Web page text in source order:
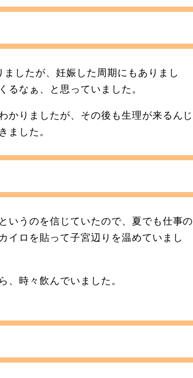
したが、妊娠した周期にもありまし
なぁ、と思っていました。
かりましたが、その後も生理が来るんじ
した。
いうのを信じていたので、夏でも仕事の
イロを貼って子宮辺りを温めていまし
、時々飲んでいました。